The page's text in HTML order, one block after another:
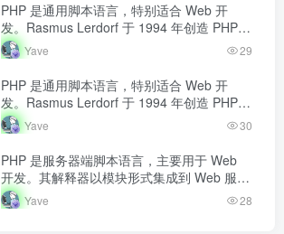
PHP 是通用脚本语言，特别适合 Web 开
发。Rasmus Lerdorf 于 1994 年创造 PHP，
最初用于追踪个人简历访问量。如今 PHP 驱
动…
Yave 29
PHP 是通用脚本语言，特别适合 Web 开
发。Rasmus Lerdorf 于 1994 年创造 PHP，
最初用于追踪个人简历访问量。如今 PHP 驱
动…
Yave 30
PHP 是服务器端脚本语言，主要用于 Web
开发。其解释器以模块形式集成到 Web 服务
器中，当收到请求时执行 PHP 代码，生成动
态内容返回给客户端。
Yave 28